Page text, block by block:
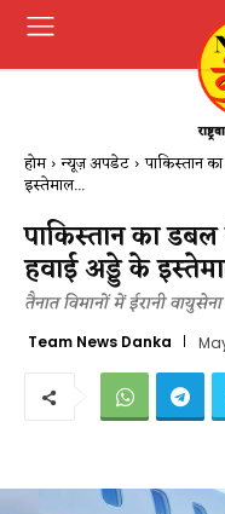
होम न्यूज़ अपडेट पाकिस्तान
इस्तेमाल...
पाकिस्तान का डबल
हवाई अड्डे के
तैनात विमानों में ईरानी
Team News Danka